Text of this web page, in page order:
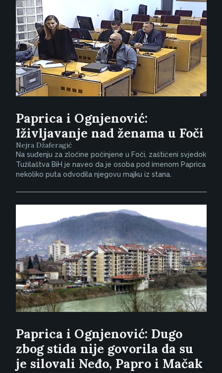
Paprica i Ognjenović:
Iživljavanje nad ženama u Foči
Nejra Džaferagić
Na suđenju za zločine počinjene u Foči, zaštićeni svjedok
Tužilaštva BiH je naveo da je osoba pod imenom Paprica
nekoliko puta odvodila njegovu majku iz stana.
Paprica i Ognjenović: Dugo
zbog stida nije govorila da su
je silovali Neđo, Papro i Mačak